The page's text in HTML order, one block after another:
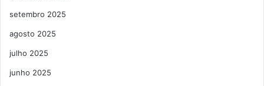
setembro 2025
agosto 2025
julho 2025
junho 2025